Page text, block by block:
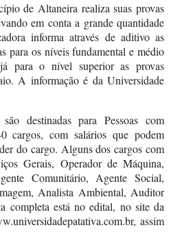
de Altaneira realiza suas provas
em conta a grande quantidade
informa através de aditivo as
para os níveis fundamental e médio
para o nível superior as provas
A informação é da Universidade
destinadas para Pessoas com
cargos, com salários que podem
do cargo. Alguns dos cargos com
Gerais, Operador de Máquina,
Comunitário, Agente Social,
Analista Ambiental, Auditor
completa está no edital, no site da
assim